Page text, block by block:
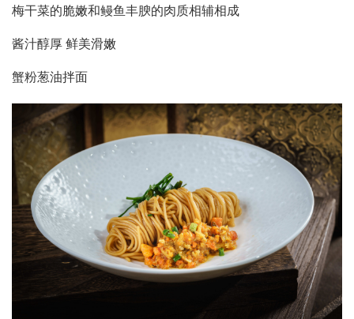
梅干菜的脆嫩和鳗鱼丰腴的肉质相辅相成
酱汁醇厚 鲜美滑嫩
蟹粉葱油拌面